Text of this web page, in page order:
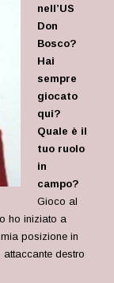
nell’US
Don
Bosco?
Hai
sempre
giocato
qui?
Quale è il
tuo ruolo
in
campo?
Gioco al
ho iniziato a
posizione in
destro